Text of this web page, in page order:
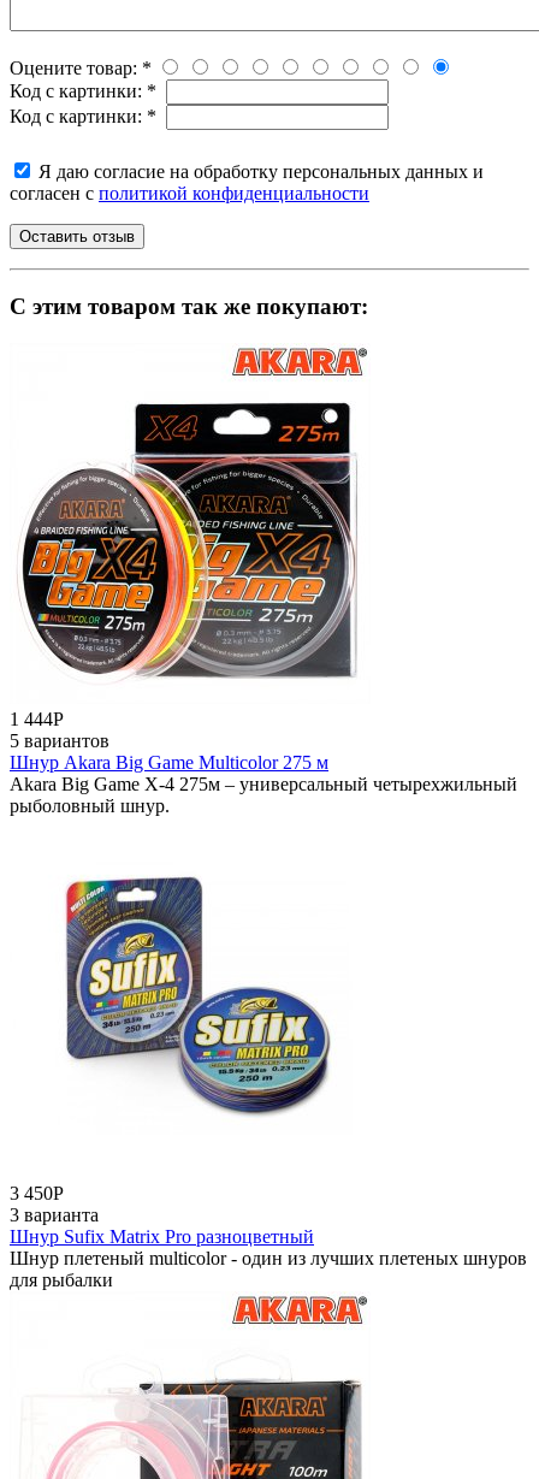
Оцените товар: *
Код с картинки: *
Код с картинки: *
Я даю согласие на обработку персональных данных и
согласен с политикой конфиденциальности
C этим товаром так же покупают:
1 444Р
5 вариантов
Шнур Akara Big Game Multicolor 275 м
Akara Big Game X-4 275м – универсальный четырехжильный
рыболовный шнур.
3 450Р
3 варианта
Шнур Sufix Matrix Pro разноцветный
Шнур плетеный multicolor - один из лучших плетеных шнуров
для рыбалки